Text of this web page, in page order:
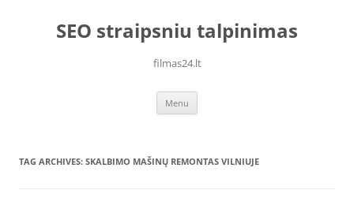
contentSEO straipsniu talpinimas
filmas24.lt
Menu
TAG ARCHIVES: SKALBIMO MAŠINŲ REMONTAS VILNIUJE